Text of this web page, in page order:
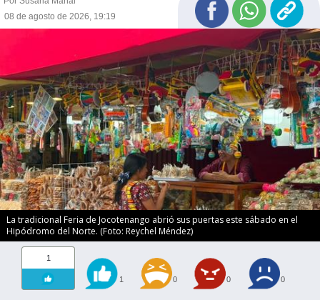
08 de agosto de 2026, 19:19
La tradicional Feria de Jocotenango abrió sus puertas este sábado en el
Hipódromo del Norte. (Foto: Reychel Méndez)
1
1 0 0 0